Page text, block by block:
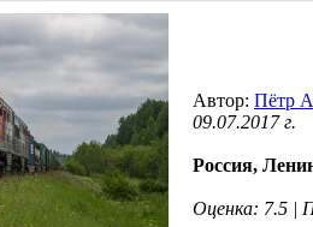
Автор: Пётр
09.07.2017 г.
Россия,
Оценка: 7.5 |